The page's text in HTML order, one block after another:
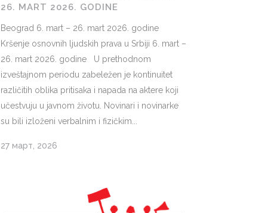
26. MART 2026. GODINE
Beograd 6. mart – 26. mart 2026. godine
Kršenje osnovnih ljudskih prava u Srbiji 6. mart –
26. mart 2026. godine U prethodnom
izveštajnom periodu zabeležen je kontinuitet
različitih oblika pritisaka i napada na aktere koji
učestvuju u javnom životu. Novinari i novinarke
su bili izloženi verbalnim i fizičkim...
27 март, 2026